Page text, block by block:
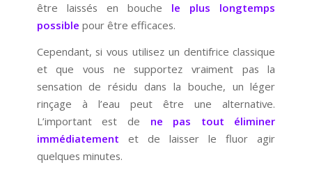
être laissés en bouche le plus longtemps
possible pour être efficaces.
Cependant, si vous utilisez un dentifrice classique
et que vous ne supportez vraiment pas la
sensation de résidu dans la bouche, un léger
rinçage à l’eau peut être une alternative.
L’important est de ne pas tout éliminer
immédiatement et de laisser le fluor agir
quelques minutes.